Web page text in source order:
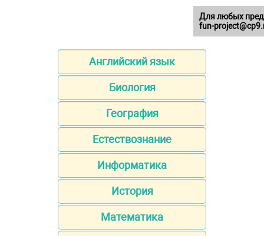
Английский язык
Биология
География
Естествознание
Информатика
История
Математика
Для любых
fun-